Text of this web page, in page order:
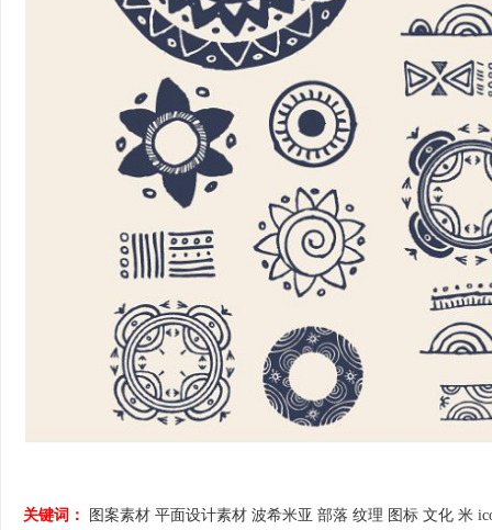
关键词： 图案素材 平面设计素材 波希米亚 部落 纹理 图标 文化 米